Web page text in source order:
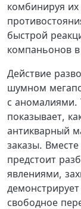
комбинируя
быстрой
компаньонов в
Действие
шумном
с аномалиями.
показывает,
антикварный
заказы.
предстоит
явлениями,
свободное